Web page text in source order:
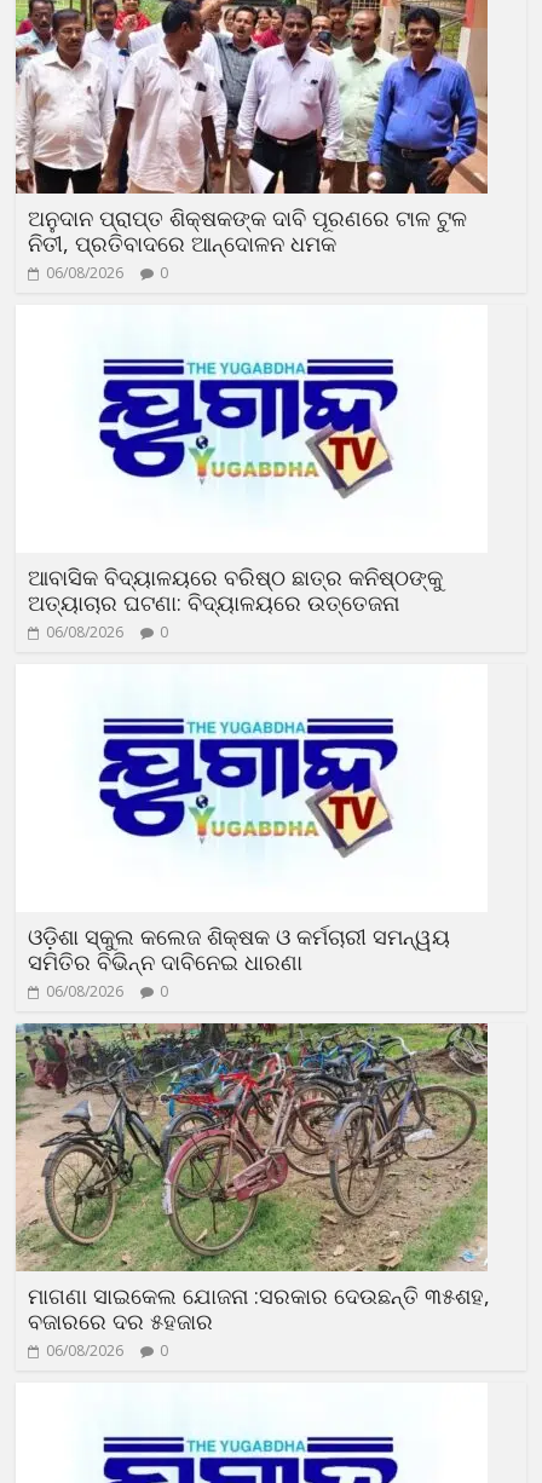
ଅନୁଦାନ ପ୍ରାପ୍ତ ଶିକ୍ଷକଙ୍କ ଦାବି ପୂରଣରେ ଟାଳ ଟୁଳ
ନିତୀ, ପ୍ରତିବାଦରେ ଆନ୍ଦୋଳନ ଧମକ
06/08/2026 0
ଆବାସିକ ବିଦ୍ୟାଳୟରେ ବରିଷ୍ଠ ଛାତ୍ର କନିଷ୍ଠଙ୍କୁ
ଅତ୍ୟାଚାର ଘଟଣା: ବିଦ୍ୟାଳୟରେ ଉତ୍ତେଜନା
06/08/2026 0
ଓଡ଼ିଶା ସ୍କୁଲ କଲେଜ ଶିକ୍ଷକ ଓ କର୍ମଚାରୀ ସମନ୍ୱୟ
ସମିତିର ବିଭିନ୍ନ ଦାବିନେଇ ଧାରଣା
06/08/2026 0
ମାଗଣା ସାଇକେଲ ଯୋଜନା :ସରକାର ଦେଉଛନ୍ତି ୩୫ଶହ,
ବଜାରରେ ଦର ୫ହଜାର
06/08/2026 0